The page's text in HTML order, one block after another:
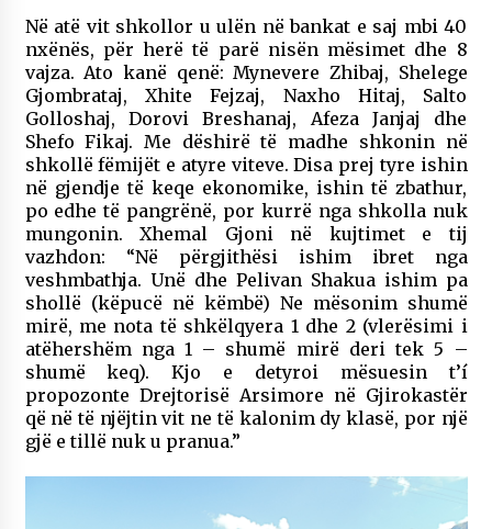
Në atë vit shkollor u ulën në bankat e saj mbi 40
nxënës, për herë të parë nisën mësimet dhe 8
vajza. Ato kanë qenë: Mynevere Zhibaj, Shelege
Gjombrataj, Xhite Fejzaj, Naxho Hitaj, Salto
Golloshaj, Dorovi Breshanaj, Afeza Janjaj dhe
Shefo Fikaj. Me dëshirë të madhe shkonin në
shkollë fëmijët e atyre viteve. Disa prej tyre ishin
në gjendje të keqe ekonomike, ishin të zbathur,
po edhe të pangrënë, por kurrë nga shkolla nuk
mungonin. Xhemal Gjoni në kujtimet e tij
vazhdon: “Në përgjithësi ishim ibret nga
veshmbathja. Unë dhe Pelivan Shakua ishim pa
shollë (këpucë në këmbë) Ne mësonim shumë
mirë, me nota të shkëlqyera 1 dhe 2 (vlerësimi i
atëhershëm nga 1 – shumë mirë deri tek 5 –
shumë keq). Kjo e detyroi mësuesin t’í
propozonte Drejtorisë Arsimore në Gjirokastër
që në të njëjtin vit ne të kalonim dy klasë, por një
gjë e tillë nuk u pranua.”